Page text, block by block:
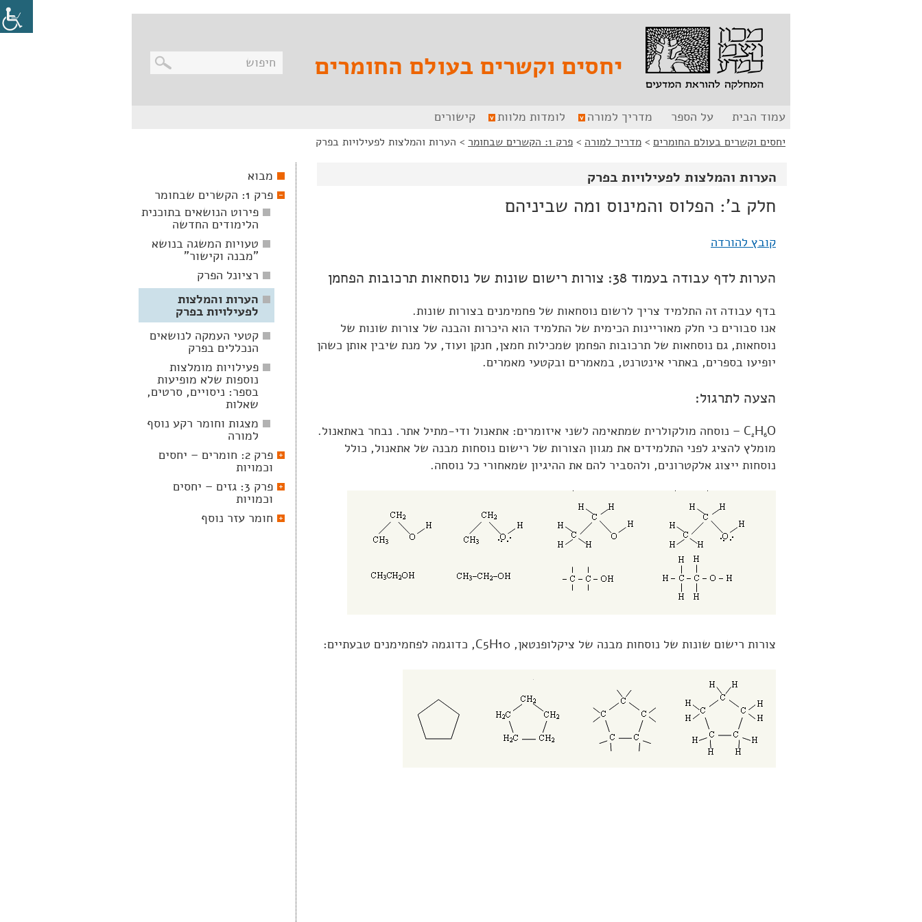
יחסים וקשרים בעולם החומרים
עמוד הבית על הספר מדריך למורה לומדות מלוות קישורים
יחסים וקשרים בעולם החומרים > מדריך למורה > פרק 1: הקשרים שבחומר > הערות והמלצות לפעילויות בפרק
הערות והמלצות לפעילויות בפרק
חלק ב': הפלוס והמינוס ומה שביניהם
קובץ להורדה
הערות לדף עבודה בעמוד 38: צורות רישום שונות של נוסחאות תרכובות הפחמן
בדף עבודה זה התלמיד צריך לרשום נוסחאות של פחמימנים בצורות שונות.
אנו סבורים כי חלק מאוריינות הכימית של התלמיד הוא היכרות והבנה של צורות שונות של
נוסחאות, גם נוסחאות של תרכובות הפחמן שמכילות חמצן, חנקן ועוד, על מנת שיבין אותן כשהן
יופיעו בספרים, באתרי אינטרנט, במאמרים ובקטעי מאמרים.
הצעה לתרגול:
C2H6
O – נוסחה מולקולרית שמתאימה לשני איזומרים: אתאנול ודי-מתיל אתר. נבחר באתאנול.
מומלץ להציג לפני התלמידים את מגוון הצורות של רישום נוסחות מבנה של אתאנול, כולל
נוסחות ייצוג אלקטרונים, ולהסביר להם את ההיגיון שמאחורי כל נוסחה.
צורות רישום שונות של נוסחות מבנה של ציקלופנטאן, C5H10, כדוגמה לפחמימנים טבעתיים:
מבוא
פרק 1: הקשרים שבחומר
פירוט הנושאים בתוכנית
הלימודים החדשה
טעויות המשגה בנושא
"מבנה וקישור"
רציונל הפרק
הערות והמלצות
לפעילויות בפרק
קטעי העמקה לנושאים
הנכללים בפרק
פעילויות מומלצות
נוספות שלא מופיעות
בספר: ניסויים, סרטים,
שאלות
מצגות וחומר רקע נוסף
למורה
פרק 2: חומרים – יחסים
וכמויות
פרק 3: גזים – יחסים
וכמויות
חומר עזר נוסף